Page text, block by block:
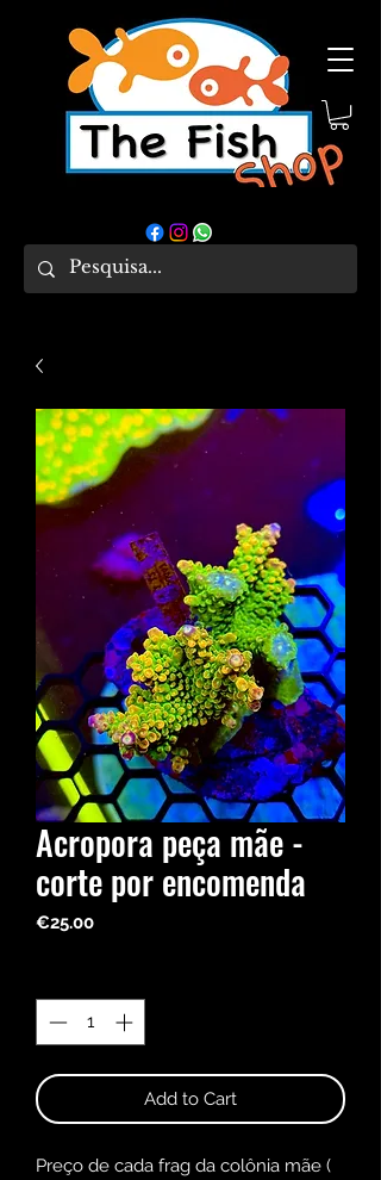
Acropora peça mãe -
corte por encomenda
€25.00Price
Add to Cart
Preço de cada frag da colônia mãe (